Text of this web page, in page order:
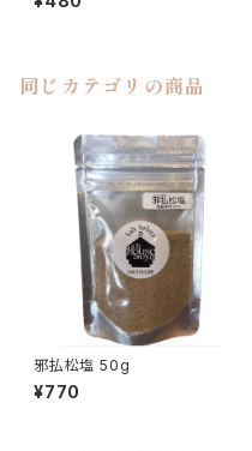
同じカテゴリの商品
邪払松塩 50g
¥770